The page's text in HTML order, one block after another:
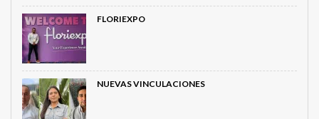
FLORIEXPO
NUEVAS VINCULACIONES